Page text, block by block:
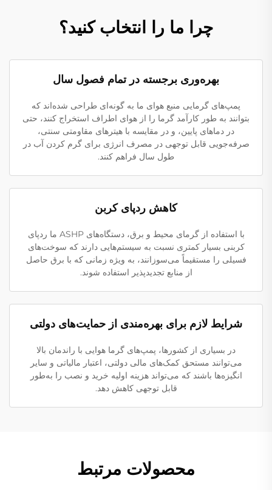
چرا ما را انتخاب کنید؟
بهره‌وری برجسته در تمام فصول سال
پمپ‌های گرمایی منبع هوای ما به گونه‌ای طراحی شده‌اند که
بتوانند به طور کارآمد گرما را از هوای اطراف استخراج کنند، حتی
در دماهای پایین، و در مقایسه با هیترهای مقاومتی سنتی،
صرفه‌جویی قابل توجهی در مصرف انرژی برای گرم کردن آب در
طول سال فراهم کنند.
کاهش ردپای کربن
با استفاده از گرمای محیط و برق، دستگاه‌های ASHP ما ردپای
کربنی بسیار کمتری نسبت به سیستم‌هایی دارند که سوخت‌های
فسیلی را مستقیماً می‌سوزانند، به ویژه زمانی که با برق حاصل
از منابع تجدیدپذیر استفاده شوند.
شرایط لازم برای بهره‌مندی از حمایت‌های دولتی
در بسیاری از کشورها، پمپ‌های گرما هوایی با راندمان بالا
می‌توانند مستحق کمک‌های مالی دولتی، اعتبار مالیاتی و سایر
انگیزه‌ها باشند که می‌تواند هزینه اولیه خرید و نصب را به‌طور
قابل توجهی کاهش دهد.
محصولات مرتبط